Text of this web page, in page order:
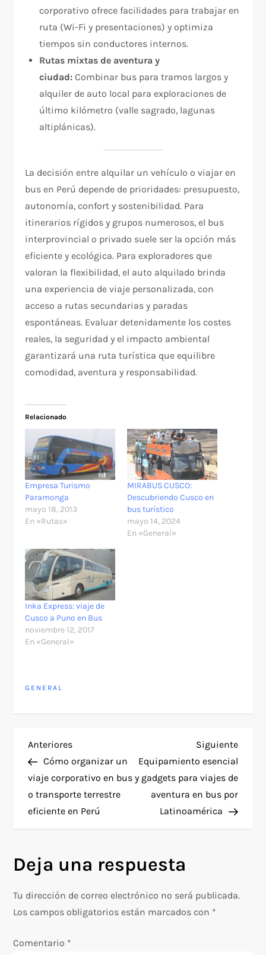
corporativo ofrece facilidades para trabajar en
ruta (Wi-Fi y presentaciones) y optimiza
tiempos sin conductores internos.
Rutas mixtas de aventura y
ciudad: Combinar bus para tramos largos y
alquiler de auto local para exploraciones de
último kilómetro (valle sagrado, lagunas
altiplánicas).
La decisión entre alquilar un vehículo o viajar en
bus en Perú depende de prioridades: presupuesto,
autonomía, confort y sostenibilidad. Para
itinerarios rígidos y grupos numerosos, el bus
interprovincial o privado suele ser la opción más
eficiente y ecológica. Para exploradores que
valoran la flexibilidad, el auto alquilado brinda
una experiencia de viaje personalizada, con
acceso a rutas secundarias y paradas
espontáneas. Evaluar detenidamente los costes
reales, la seguridad y el impacto ambiental
garantizará una ruta turística que equilibre
comodidad, aventura y responsabilidad.
Relacionado
Empresa Turismo
Paramonga
mayo 18, 2013
En «Rutas»
MIRABUS CUSCO:
Descubriendo Cusco en
bus turístico
mayo 14, 2024
En «General»
Inka Express: viaje de
Cusco a Puno en Bus
noviembre 12, 2017
En «General»
GENERAL
N
a
v
g
a
c
i
Entrada
anterior
Anteriores
Cómo organizar un
viaje corporativo en bus
o transporte terrestre
eficiente en Perú
Siguiente
Equipamiento esencial
y gadgets para viajes de
aventura en bus por
Latinoamérica
Deja una respuesta
Tu dirección de correo electrónico no será publicada.
Los campos obligatorios están marcados con *
Comentario *